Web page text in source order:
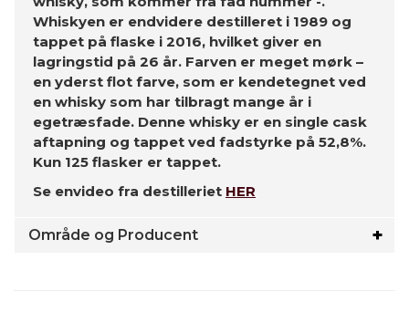
Whiskyen er endvidere destilleret i 1989 og
tappet på flaske i 2016, hvilket giver en
lagringstid på 26 år. Farven er meget mørk –
en yderst flot farve, som er kendetegnet ved
en whisky som har tilbragt mange år i
egetræsfade. Denne whisky er en single cask
aftapning og tappet ved fadstyrke på 52,8%.
Kun 125 flasker er tappet.
Se envideo fra destilleriet HER
Område og Producent